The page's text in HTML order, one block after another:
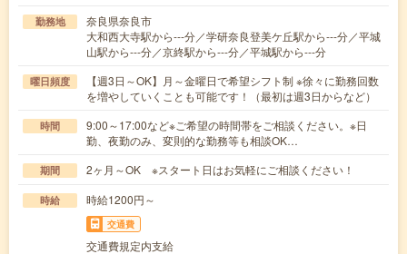
勤務地
奈良県奈良市
大和西大寺駅から---分／学研奈良登美ケ丘駅から---分／平城
山駅から---分／京終駅から---分／平城駅から---分
曜日頻度
【週3日～OK】月～金曜日で希望シフト制 ※徐々に勤務回数
を増やしていくことも可能です！（最初は週3日からなど）
時間
9:00～17:00など※ご希望の時間帯をご相談ください。※日
勤、夜勤のみ、変則的な勤務等も相談OK…
期間 2ヶ月～OK ※スタート日はお気軽にご相談ください！
時給 時給1200円～
交通費
交通費規定内支給